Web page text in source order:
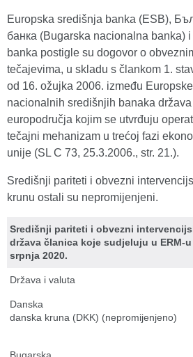
Europska središnja banka (ESB),
банка (Bugarska nacionalna banka)
banka postigle su dogovor o
tečajevima, u skladu s člankom 1.
od 16. ožujka 2006. između
nacionalnih središnjih banaka
europodručja kojim se utvrđuju
tečajni mehanizam u trećoj fazi
unije (SL C 73, 25.3.2006., str. 21.).
Središnji pariteti i obvezni
krunu ostali su nepromijenjeni.
Središnji pariteti i obvezni
država članica koje sudjeluju u ERM-
srpnja 2020.
Država i valuta
Danska
danska kruna (DKK) (nepromijenjeno)